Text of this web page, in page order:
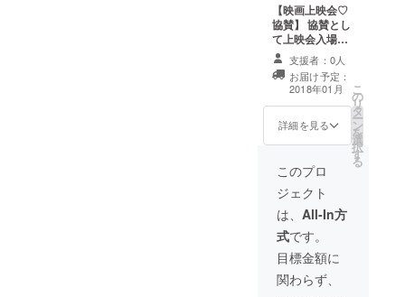
【映画上映会♡
協賛】 協賛とし
て上映会入場者
へチラシの配布
を行います。
(2018年01月11
日までにお送り
下さい。) ※チラ
シA4程度を配布
します。(50枚程
ラシ等はご用意
の上、お送り下
さい。(送料はご
負担下さい。）
支援者：0人
お届け予定：
2018年01月
詳細を見る
こ
の
リ
タ
ー
ン
を
選
択
す
る
このプロ
ジェクト
は、 All-In方
式です。
目標金額に
関わらず、